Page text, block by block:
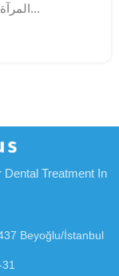
المرآة وتمنيت لو كان شكل أنفك مخت...
Treatment In
Beyoğlu/İstanbul